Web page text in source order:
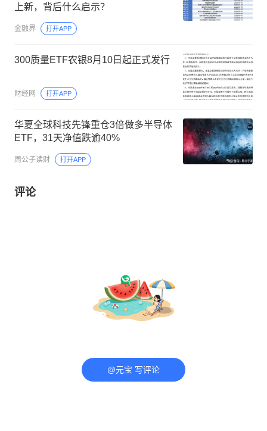
上新，背后什么启示？
金融界 打开APP
300质量ETF农银8月10日起正式发行
财经网 打开APP
华夏全球科技先锋重仓3倍做多半导体
ETF，31天净值跌逾40%
周公子读财 打开APP
评论
@元宝 写评论